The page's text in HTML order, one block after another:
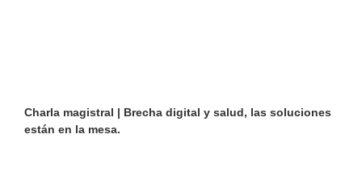
Charla magistral | Brecha digital y salud, las soluciones
están en la mesa.